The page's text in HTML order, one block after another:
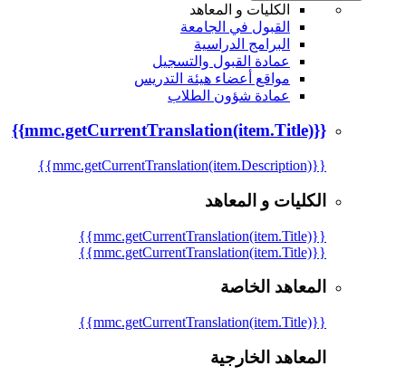
الكليات و المعاهد
القبول في الجامعة
البرامج الدراسية
عمادة القبول والتسجيل
مواقع أعضاء هيئة التدريس
عمادة شؤون الطلاب
{{mmc.getCurrentTranslation(item.Title)}}
{{mmc.getCurrentTranslation(item.Description)}}
الكليات و المعاهد
{{mmc.getCurrentTranslation(item.Title)}}
{{mmc.getCurrentTranslation(item.Title)}}
المعاهد الخاصة
{{mmc.getCurrentTranslation(item.Title)}}
المعاهد الخارجية